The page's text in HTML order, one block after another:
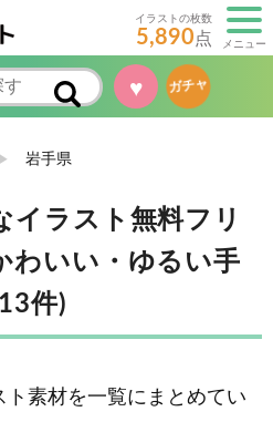
イラストの枚数
5,890点 メニュー
♥ ガチャ
岩手県
イラスト無料フリ
わいい・ゆるい手
件)
素材を一覧にまとめてい